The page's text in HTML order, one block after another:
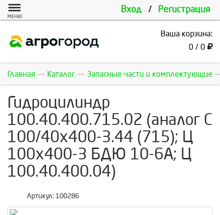
Вход / Регистрация
МЕНЮ
Ваша корзина:
0 / 0
Главная Каталог Запасные части и комплектующие
Гидроцилиндр
100.40.400.715.02 (аналог C
100/40x400-3.44 (715); Ц
100х400-3 БДЮ 10-6А; Ц
100.40.400.04)
Артикул: 100286